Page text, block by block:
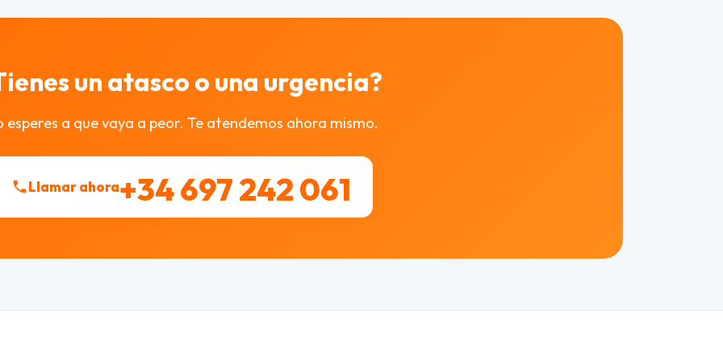
un atasco o una urgencia?
esperes a que vaya a peor. Te atendemos ahora mismo.
Llamar ahora+34 697 242 061